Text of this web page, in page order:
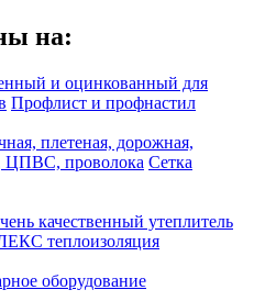
на:
и оцинкованный для
Профлист и профнастил
плетеная, дорожная,
ЦПВС, проволока Сетка
качественный утеплитель
теплоизоляция
оборудование